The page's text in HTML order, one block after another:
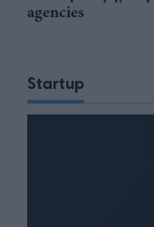
agencies
Startup